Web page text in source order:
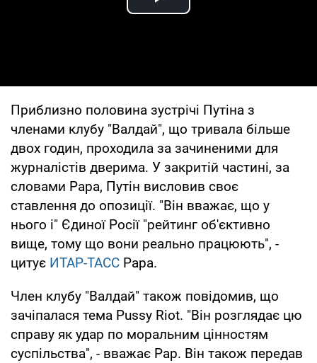
Play Video
Приблизно половина зустрічі Путіна з
членами клубу "Валдай", що тривала більше
двох годин, проходила за зачиненими для
журналістів дверима. У закритій частині, за
словами Рара, Путін висловив своє
ставлення до опозиції. "Він вважає, що у
нього і" Єдиної Росії "рейтинг об'єктивно
вище, тому що вони реально працюють", -
цитує ИТАР-ТАСС Рара.
Член клубу "Валдай" також повідомив, що
зачіпалася тема Pussy Riot. "Він розглядає цю
справу як удар по моральним цінностям
суспільства", - вважає Рар. Він також передав